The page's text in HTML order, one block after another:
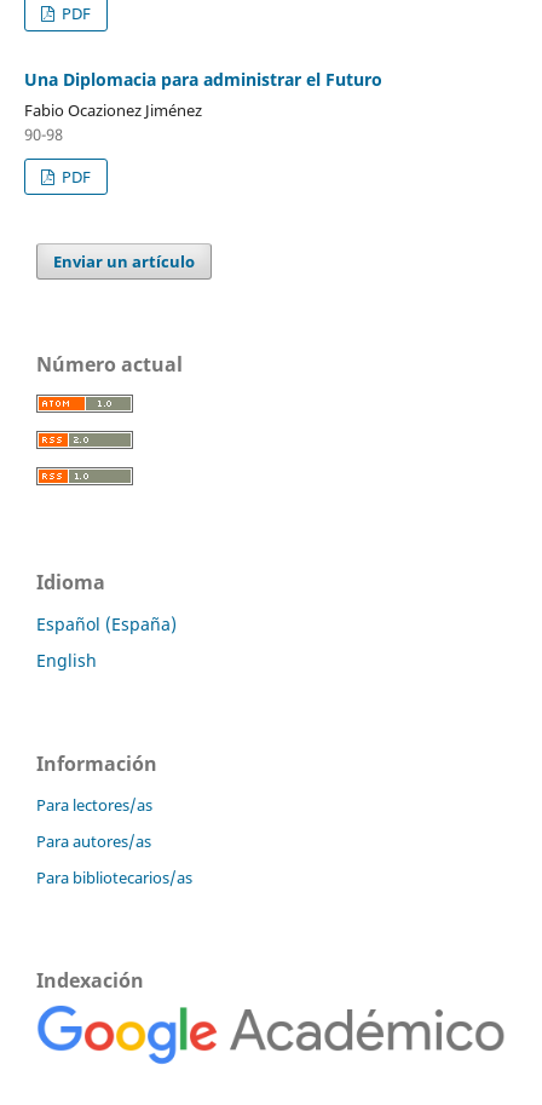
PDF
Una Diplomacia para administrar el Futuro
Fabio Ocazionez Jiménez
90-98
PDF
Enviar un artículo
Número actual
Idioma
Español (España)
English
Información
Para lectores/as
Para autores/as
Para bibliotecarios/as
Indexación